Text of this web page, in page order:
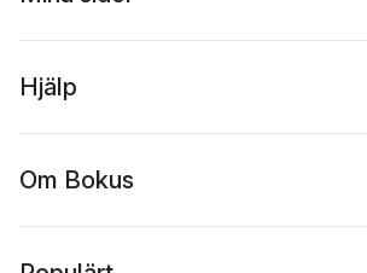
Hjälp
Om Bokus